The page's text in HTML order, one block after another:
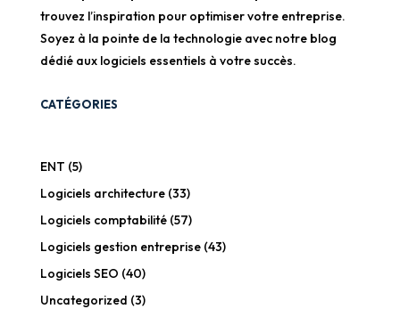
trouvez l’inspiration pour optimiser votre entreprise.
Soyez à la pointe de la technologie avec notre blog
dédié aux logiciels essentiels à votre succès.
CATÉGORIES
ENT (5)
Logiciels architecture(33)
Logiciels comptabilité(57)
Logiciels gestion entreprise(43)
Logiciels SEO (40)
Uncategorized (3)